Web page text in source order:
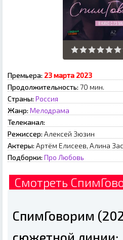
Премьера: 23 марта 2023
Продолжительность: 70 мин.
Страны: Россия
Жанр: Мелодрама
Телеканал:
Режиссер: Алексей Зюзин
Актеры: Артём Елисеев, Алина
Подборки: Про Любовь
Смотреть
СпимГоворим